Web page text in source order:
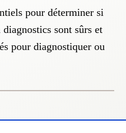
pour déterminer si
sont sûrs et
pour diagnostiquer ou